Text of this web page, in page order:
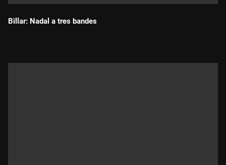
Billar: Nadal a tres bandes